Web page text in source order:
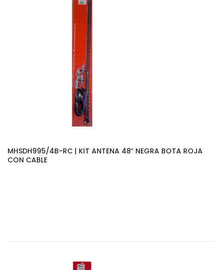
MHSDH995/4B-RC | KIT ANTENA 48″ NEGRA BOTA ROJA
CON CABLE